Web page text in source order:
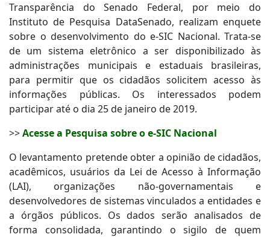
Transparência do Senado Federal, por meio do
Instituto de Pesquisa DataSenado, realizam enquete
sobre o desenvolvimento do e-SIC Nacional. Trata-se
de um sistema eletrônico a ser disponibilizado às
administrações municipais e estaduais brasileiras,
para permitir que os cidadãos solicitem acesso às
informações públicas. Os interessados podem
participar até o dia 25 de janeiro de 2019.
>>Acesse a Pesquisa sobre o e-SIC Nacional
O levantamento pretende obter a opinião de cidadãos,
acadêmicos, usuários da Lei de Acesso à Informação
(LAI), organizações não-governamentais e
desenvolvedores de sistemas vinculados a entidades e
a órgãos públicos. Os dados serão analisados de
forma consolidada, garantindo o sigilo de quem